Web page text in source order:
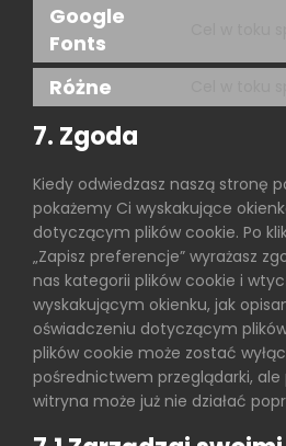
Google
Fonts
Różne
7. Zgoda
Kiedy odwiedzasz naszą stronę
pokażemy Ci wyskakujące
dotyczącym plików cookie. Po
„Zapisz preferencje” wyrażasz
nas kategorii plików cookie i
wyskakującym okienku, jak
oświadczeniu dotyczącym
plików cookie może zostać
pośrednictwem przeglądarki, ale
witryna może już nie działać